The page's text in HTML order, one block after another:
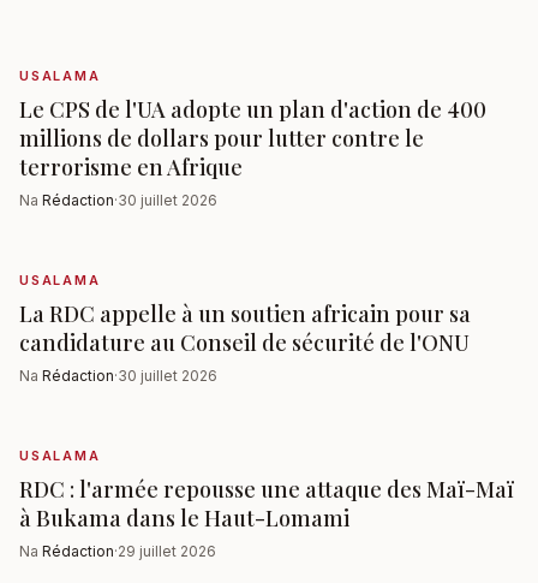
USALAMA
Le CPS de l'UA adopte un plan d'action de 400
millions de dollars pour lutter contre le
terrorisme en Afrique
Na Rédaction·30 juillet 2026
USALAMA
La RDC appelle à un soutien africain pour sa
candidature au Conseil de sécurité de l'ONU
Na Rédaction·30 juillet 2026
USALAMA
RDC : l'armée repousse une attaque des Maï-Maï
à Bukama dans le Haut-Lomami
Na Rédaction·29 juillet 2026